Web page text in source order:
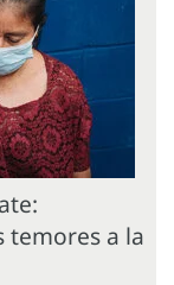
temores a la